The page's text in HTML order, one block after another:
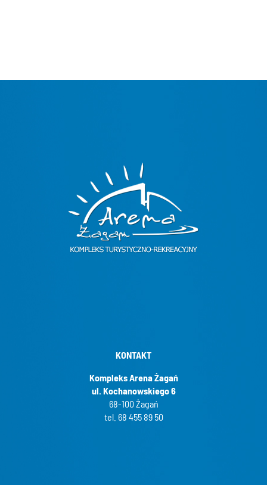
KONTAKT
Kompleks Arena Żagań
ul. Kochanowskiego 6
68-100 Żagań
tel. 68 455 89 50